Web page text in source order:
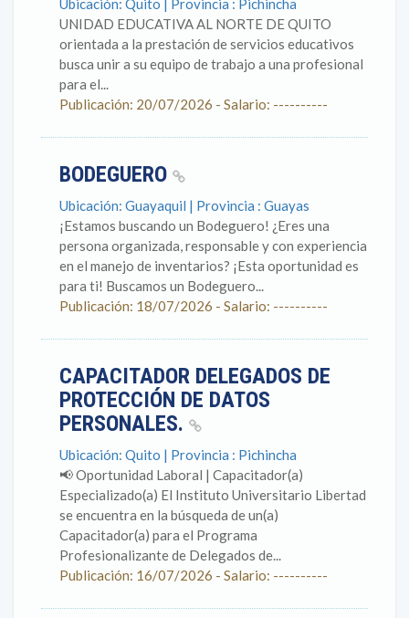
Ubicación: Quito | Provincia : Pichincha
UNIDAD EDUCATIVA AL NORTE DE QUITO
orientada a la prestación de servicios educativos
busca unir a su equipo de trabajo a una profesional
para el...
Publicación: 20/07/2026 - Salario: ----------
BODEGUERO
Ubicación: Guayaquil | Provincia : Guayas
¡Estamos buscando un Bodeguero! ¿Eres una
persona organizada, responsable y con experiencia
en el manejo de inventarios? ¡Esta oportunidad es
para ti! Buscamos un Bodeguero...
Publicación: 18/07/2026 - Salario: ----------
CAPACITADOR DELEGADOS DE
PROTECCIÓN DE DATOS
PERSONALES.
Ubicación: Quito | Provincia : Pichincha
📢 Oportunidad Laboral | Capacitador(a)
Especializado(a) El Instituto Universitario Libertad
se encuentra en la búsqueda de un(a)
Capacitador(a) para el Programa
Profesionalizante de Delegados de...
Publicación: 16/07/2026 - Salario: ----------